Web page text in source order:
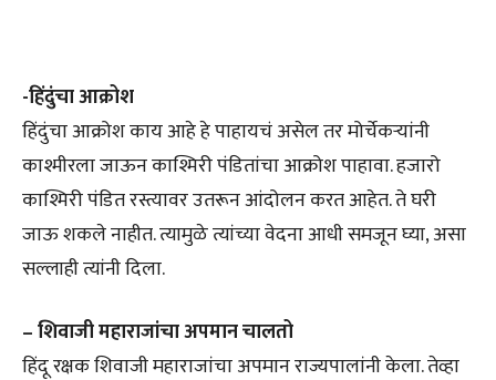
-हिंदुंचा आक्रोश
हिंदुंचा आक्रोश काय आहे हे पाहायचं असेल तर मोर्चेकऱ्यांनी
काश्मीरला जाऊन काश्मिरी पंडितांचा आक्रोश पाहावा. हजारो
काश्मिरी पंडित रस्त्यावर उतरून आंदोलन करत आहेत. ते घरी
जाऊ शकले नाहीत. त्यामुळे त्यांच्या वेदना आधी समजून घ्या, असा
सल्लाही त्यांनी दिला.
– शिवाजी महाराजांचा अपमान चालतो
हिंदू रक्षक शिवाजी महाराजांचा अपमान राज्यपालांनी केला. तेव्हा